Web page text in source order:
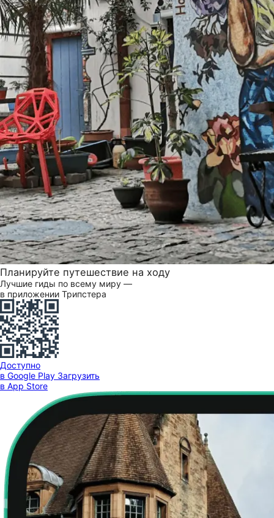
Планируйте путешествие на ходу
Лучшие гиды по всему миру —
в приложении Трипстера
Доступно
в Google Play Загрузить
в App Store